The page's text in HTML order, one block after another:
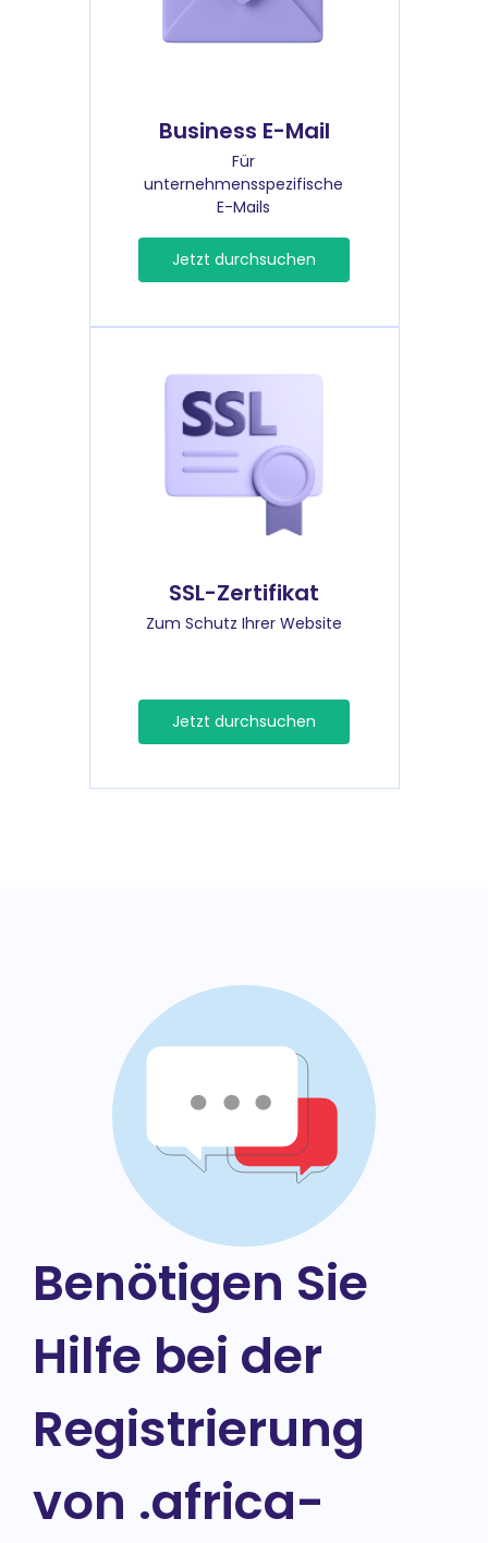
Business E-Mail
Für
unternehmensspezifische
E-Mails
Jetzt durchsuchen
SSL-Zertifikat
Zum Schutz Ihrer Website
Jetzt durchsuchen
Benötigen Sie
Hilfe bei der
Registrierung
von .africa-